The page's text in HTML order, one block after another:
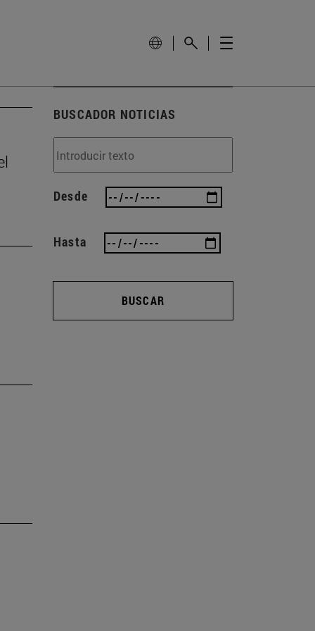
BUSCADOR NOTICIAS
Desde
Hasta
BUSCAR